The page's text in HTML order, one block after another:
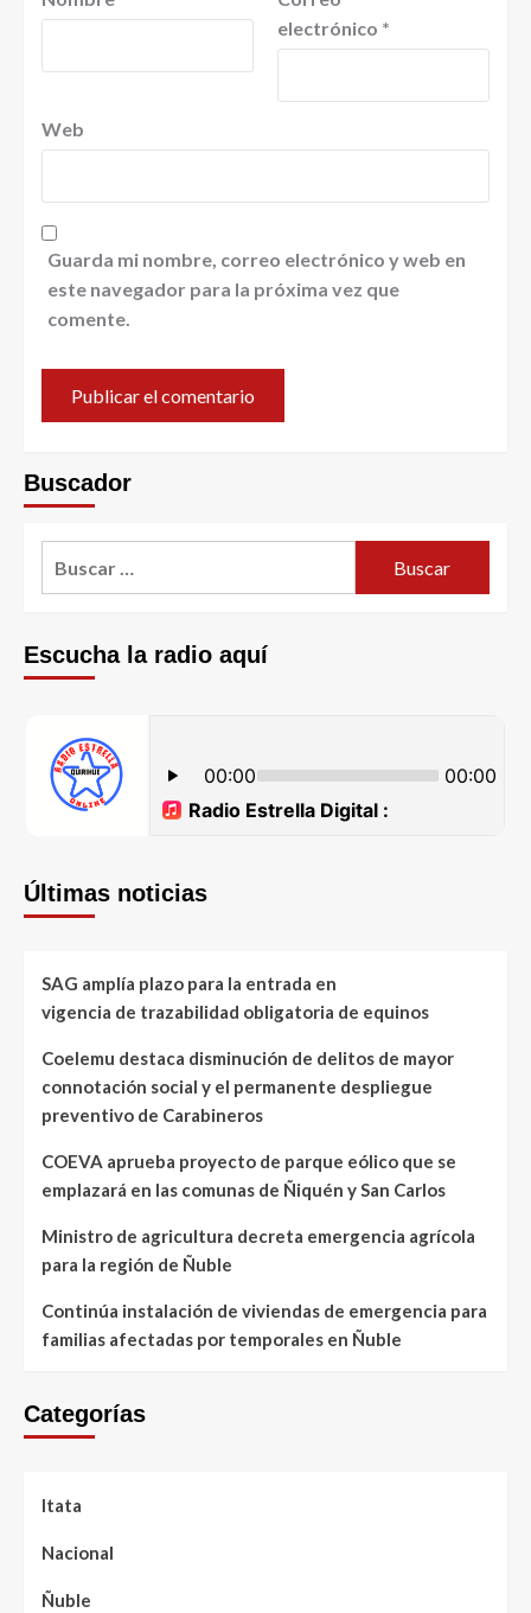
electrónico *
Web
Guarda mi nombre, correo electrónico y web en
este navegador para la próxima vez que
comente.
Buscador
Escucha la radio aquí
Últimas noticias
SAG amplía plazo para la entrada en
vigencia de trazabilidad obligatoria de equinos
Coelemu destaca disminución de delitos de mayor
connotación social y el permanente despliegue
preventivo de Carabineros
COEVA aprueba proyecto de parque eólico que se
emplazará en las comunas de Ñiquén y San Carlos
Ministro de agricultura decreta emergencia agrícola
para la región de Ñuble
Continúa instalación de viviendas de emergencia para
familias afectadas por temporales en Ñuble
Categorías
Itata
Nacional
Ñuble